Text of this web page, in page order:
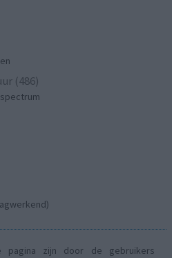
(486)
zijn door de gebruikers